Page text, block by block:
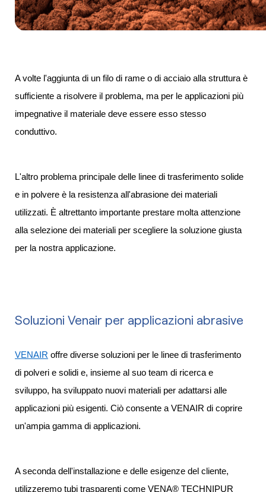
A volte l'aggiunta di un filo di rame o di acciaio alla struttura è
sufficiente a risolvere il problema, ma per le applicazioni più
impegnative il materiale deve essere esso stesso
conduttivo.
L'altro problema principale delle linee di trasferimento solide
e in polvere è la resistenza all'abrasione dei materiali
utilizzati. È altrettanto importante prestare molta attenzione
alla selezione dei materiali per scegliere la soluzione giusta
per la nostra applicazione.
Soluzioni Venair per applicazioni abrasive
VENAIR offre diverse soluzioni per le linee di trasferimento
di polveri e solidi e, insieme al suo team di ricerca e
sviluppo, ha sviluppato nuovi materiali per adattarsi alle
applicazioni più esigenti. Ciò consente a VENAIR di coprire
un'ampia gamma di applicazioni.
A seconda dell'installazione e delle esigenze del cliente,
utilizzeremo tubi trasparenti come VENA® TECHNIPUR